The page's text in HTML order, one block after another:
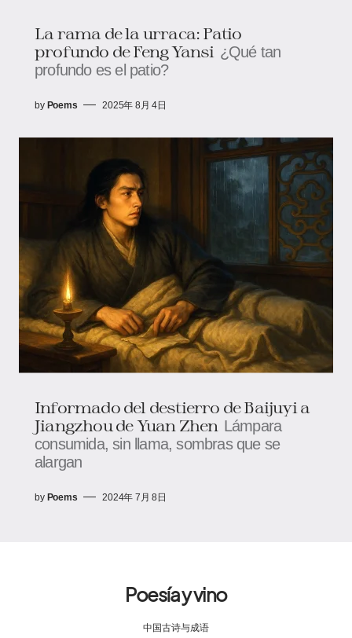
La rama de la urraca: Patio
profundo de Feng Yansi ¿Qué tan
profundo es el patio?
by Poems 2025年 8月 4日
Informado del destierro de Baijuyi a
Jiangzhou de Yuan Zhen Lámpara
consumida, sin llama, sombras que se
alargan
by Poems 2024年 7月 8日
Poesía y vino
中国古诗与成语